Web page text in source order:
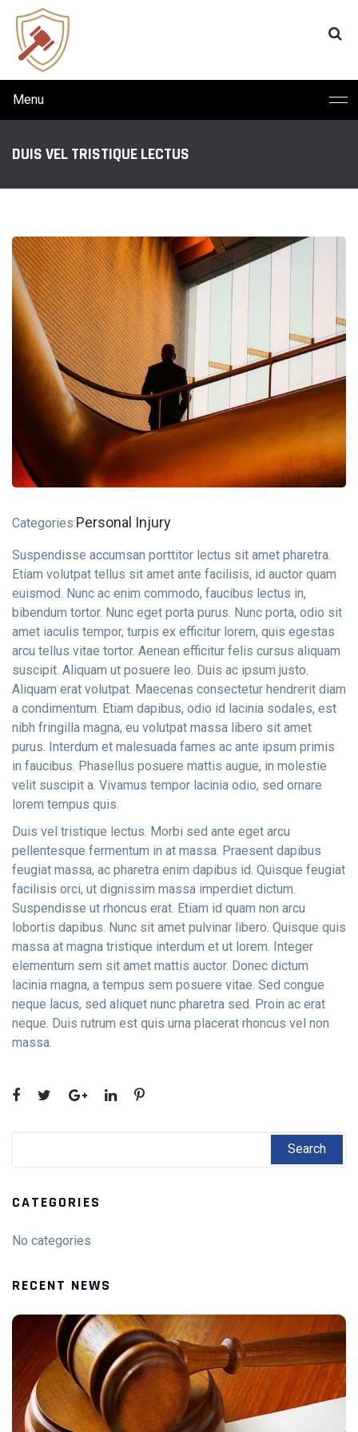
Menu
E-51 Industrial Area, Mohali, Punjab
(01) 123 456 7890
DUIS VEL TRISTIQUE LECTUS
Categories:Personal Injury
Suspendisse accumsan porttitor lectus sit amet pharetra.
Etiam volutpat tellus sit amet ante facilisis, id auctor quam
euismod. Nunc ac enim commodo, faucibus lectus in,
bibendum tortor. Nunc eget porta purus. Nunc porta, odio sit
amet iaculis tempor, turpis ex efficitur lorem, quis egestas
arcu tellus vitae tortor. Aenean efficitur felis cursus aliquam
suscipit. Aliquam ut posuere leo. Duis ac ipsum justo.
Aliquam erat volutpat. Maecenas consectetur hendrerit diam
a condimentum. Etiam dapibus, odio id lacinia sodales, est
nibh fringilla magna, eu volutpat massa libero sit amet
purus. Interdum et malesuada fames ac ante ipsum primis
in faucibus. Phasellus posuere mattis augue, in molestie
velit suscipit a. Vivamus tempor lacinia odio, sed ornare
lorem tempus quis.
Duis vel tristique lectus. Morbi sed ante eget arcu
pellentesque fermentum in at massa. Praesent dapibus
feugiat massa, ac pharetra enim dapibus id. Quisque feugiat
facilisis orci, ut dignissim massa imperdiet dictum.
Suspendisse ut rhoncus erat. Etiam id quam non arcu
lobortis dapibus. Nunc sit amet pulvinar libero. Quisque quis
massa at magna tristique interdum et ut lorem. Integer
elementum sem sit amet mattis auctor. Donec dictum
lacinia magna, a tempus sem posuere vitae. Sed congue
neque lacus, sed aliquet nunc pharetra sed. Proin ac erat
neque. Duis rutrum est quis urna placerat rhoncus vel non
massa.
CATEGORIES
No categories
RECENT NEWS